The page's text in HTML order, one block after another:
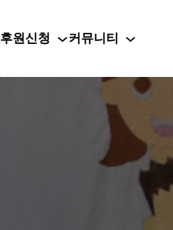
후원신청 커뮤니티